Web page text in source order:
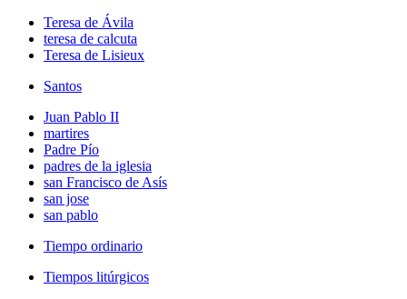
Teresa de Ávila
teresa de calcuta
Teresa de Lisieux
Santos
Juan Pablo II
martires
Padre Pío
padres de la iglesia
san Francisco de Asís
san jose
san pablo
Tiempo ordinario
Tiempos litúrgicos